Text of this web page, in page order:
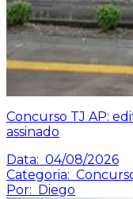
Concurso TJ AP:
assinado
Data: 04/08/2026
Categoria:
Por:
Diego